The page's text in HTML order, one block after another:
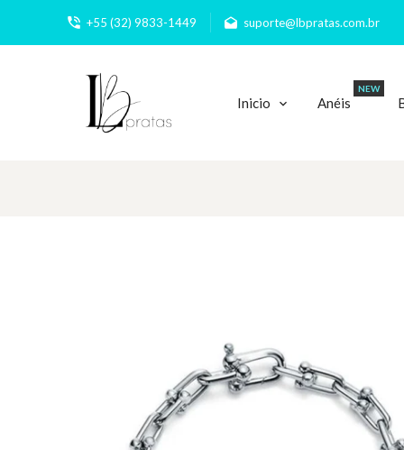
+55 (32) 9833-1449 suporte@lbpratas.com.br
Inicio Anéis
NEW